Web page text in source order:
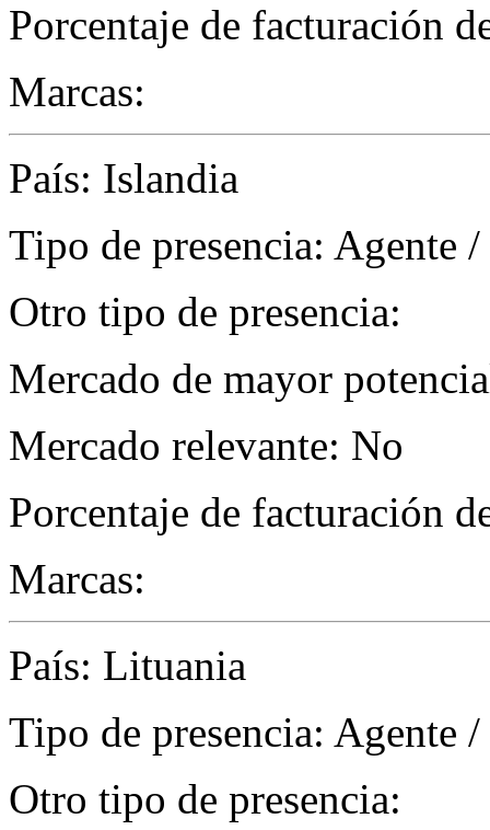
Porcentaje de facturación
Marcas:
País: Islandia
Tipo de presencia: Agente
Otro tipo de presencia:
Mercado de mayor
Mercado relevante: No
Porcentaje de facturación
Marcas:
País: Lituania
Tipo de presencia: Agente
Otro tipo de presencia: